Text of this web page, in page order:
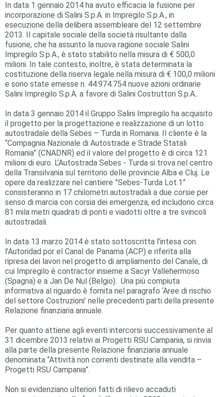
In data 1 gennaio 2014 ha avuto efficacia la fusione per
incorporazione di Salini S.p.A. in Impregilo S.p.A., in
esecuzione della delibera assembleare del 12 settembre
2013. Il capitale sociale della società risultante dalla
fusione, che ha assunto la nuova ragione sociale Salini
Impregilo S.p.A., è stato stabilito nella misura di € 500,0
milioni. In tale contesto, inoltre, è stata determinata la
costituzione della riserva legale nella misura di € 100,0 milioni
e sono state emesse n. 44.974.754 nuove azioni ordinarie
Salini Impregilo S.p.A. a favore di Salini Costruttori S.p.A..
In data 3 gennaio 2014 il Gruppo Salini Impregilo ha acquisito
il progetto per la progettazione e realizzazione di un lotto
autostradale della Sebes – Turda in Romania. Il cliente è la
“Compagnia Nazionale di Autostrade e Strade Statali
Romania” (CNADNR) ed il valore del progetto è di circa 121
milioni di euro. L’Autostrada Sebes - Turda si trova nel centro
della Transilvania sul territorio delle provincie Alba e Cluj. Le
opere da realizzare nel cantiere ”Sebes-Turda Lot.1”
consisteranno in 17 chilometri autostradali a due corsie per
senso di marcia con corsia dei emergenza, ed includono circa
81 mila metri quadrati di ponti e viadotti oltre a tre svincoli
autostradali.
In data 13 marzo 2014 è stato sottoscritta l’intesa con
l’Autoridad por el Canal de Panama (ACP) e riferita alla
ripresa dei lavori nel progetto di ampliamento del Canale, di
cui Impregilo è contractor insieme a Sacyr Vallehermoso
(Spagna) e a Jan De Nul (Belgio). Una più compiuta
informativa al riguardo è fornita nel paragrafo ‘Aree di rischio
del settore Costruzioni’ nelle precedenti parti della presente
Relazione finanziaria annuale.
Per quanto attiene agli eventi intercorsi successivamente al
31 dicembre 2013 relativi ai Progetti RSU Campania, si rinvia
alla parte della presente Relazione finanziaria annuale
denominata “Attività non correnti destinate alla vendita –
Progetti RSU Campania”.
Non si evidenziano ulteriori fatti di rilievo accaduti